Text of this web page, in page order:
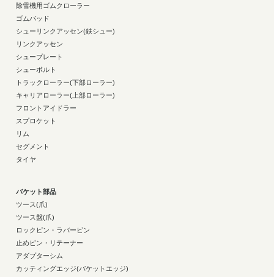
除雪機用ゴムクローラー
ゴムパッド
シューリンクアッセン(鉄シュー)
リンクアッセン
シュープレート
シューボルト
トラックローラー(下部ローラー)
キャリアローラー(上部ローラー)
フロントアイドラー
スプロケット
リム
セグメント
タイヤ
バケット部品
ツース(爪)
ツース盤(爪)
ロックピン・ラバーピン
止めピン・リテーナー
アダプターシム
カッティングエッジ(バケットエッジ)